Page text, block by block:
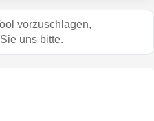
vorzuschlagen,
Sie uns bitte.